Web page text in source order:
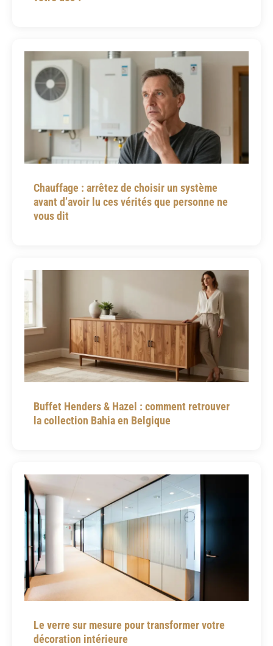
Chauffage : arrêtez de choisir un système
avant d’avoir lu ces vérités que personne ne
vous dit
Buffet Henders & Hazel : comment retrouver
la collection Bahia en Belgique
Le verre sur mesure pour transformer votre
décoration intérieure